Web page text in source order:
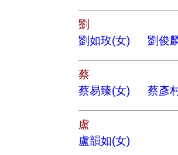
劉
劉如玫(女)
劉俊
蔡
蔡易臻(女)
蔡彥
盧
盧韻如(女)